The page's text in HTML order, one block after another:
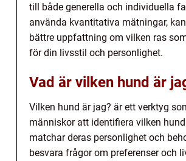
till både generella och individuella
använda kvantitativa mätningar,
bättre uppfattning om vilken ras
för din livsstil och personlighet.
Vad är vilken hund är
Vilken hund är jag? är ett verktyg
människor att identifiera vilken
matchar deras personlighet och
besvara frågor om preferenser och